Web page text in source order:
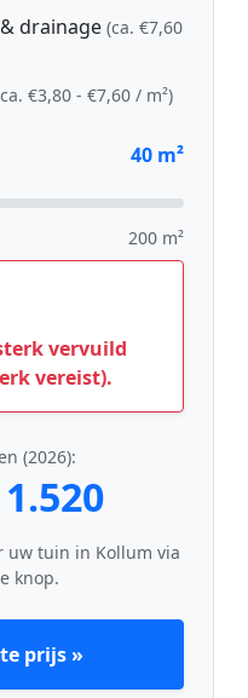
drainage (ca. €7,60
€3,80 - €7,60 / m²)
40 m²
200 m²
vervuild
vereist).
(2026):
uw tuin in Kollum via
knop.
prijs »